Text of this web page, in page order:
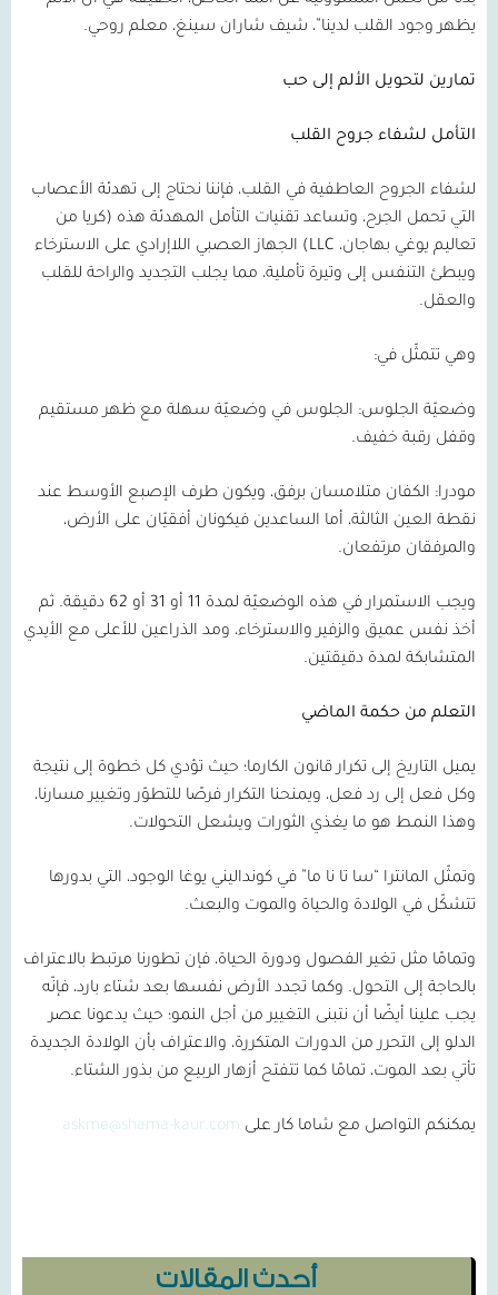
أحدث المقالات
يظهر وجود القلب لدينا”، شيف شاران سينغ، معلم روحي.
تمارين لتحويل الألم إلى حب
التأمل لشفاء جروح القلب
لشفاء الجروح العاطفية في القلب، فإننا نحتاج إلى تهدئة الأعصاب
التي تحمل الجرح، وتساعد تقنيات التأمل المهدئة هذه (كريا من
تعاليم يوغي بهاجان، LLC) الجهاز العصبي اللاإرادي على الاسترخاء
ويبطئ التنفس إلى وتيرة تأملية، مما يجلب التجديد والراحة للقلب
والعقل.
وهي تتمثّل في:
وضعيّة الجلوس: الجلوس في وضعيّة سهلة مع ظهر مستقيم
وقفل رقبة خفيف.
مودرا: الكفان متلامسان برفق، ويكون طرف الإصبع الأوسط عند
نقطة العين الثالثة، أما الساعدين فيكونان أفقيّان على الأرض،
والمرفقان مرتفعان.
ويجب الاستمرار في هذه الوضعيّة لمدة 11 أو 31 أو 62 دقيقة. ثم
أخذ نفس عميق والزفير والاسترخاء، ومد الذراعين للأعلى مع الأيدي
المتشابكة لمدة دقيقتين.
التعلم من حكمة الماضي
يميل التاريخ إلى تكرار قانون الكارما؛ حيث تؤدي كل خطوة إلى نتيجة
وكل فعل إلى رد فعل، ويمنحنا التكرار فرصًا للتطوّر وتغيير مسارنا،
وهذا النمط هو ما يغذي الثورات ويشعل التحولات.
وتمثّل المانترا “سا تا نا ما” في كونداليني يوغا الوجود، التي بدورها
تتشكّل في الولادة والحياة والموت والبعث.
وتمامًا مثل تغير الفصول ودورة الحياة، فإن تطورنا مرتبط بالاعتراف
بالحاجة إلى التحول. وكما تجدد الأرض نفسها بعد شتاء بارد، فإنّه
يجب علينا أيضًا أن نتبنى التغيير من أجل النمو؛ حيث يدعونا عصر
الدلو إلى التحرر من الدورات المتكررة، والاعتراف بأن الولادة الجديدة
تأتي بعد الموت، تمامًا كما تتفتح أزهار الربيع من بذور الشتاء.
يمكنكم التواصل مع شاما كار على askme@shama-kaur.com